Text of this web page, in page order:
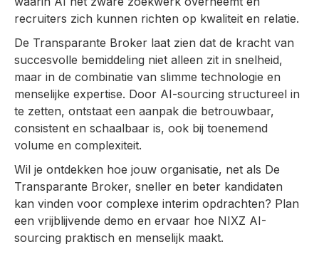
recruiters zich kunnen richten op kwaliteit en relatie.
De Transparante Broker laat zien dat de kracht van
succesvolle bemiddeling niet alleen zit in snelheid,
maar in de combinatie van slimme technologie en
menselijke expertise. Door AI-sourcing structureel in
te zetten, ontstaat een aanpak die betrouwbaar,
consistent en schaalbaar is, ook bij toenemend
volume en complexiteit.
Wil je ontdekken hoe jouw organisatie, net als De
Transparante Broker, sneller en beter kandidaten
kan vinden voor complexe interim opdrachten? Plan
een vrijblijvende demo en ervaar hoe NIXZ AI-
sourcing praktisch en menselijk maakt.